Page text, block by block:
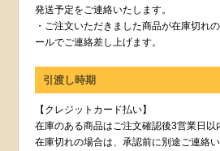
発送予定をご連絡いたします。
・ご注文いただきました商品が在庫切れ
ールでご連絡差し上げます。
引渡し時期
【クレジットカード払い】
在庫のある商品はご注文確認後3営業日以
在庫切れの場合は、承認前に別途ご連絡い